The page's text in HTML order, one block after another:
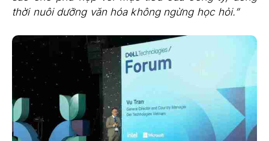
thời nuôi dưỡng văn hóa không ngừng học hỏi.”